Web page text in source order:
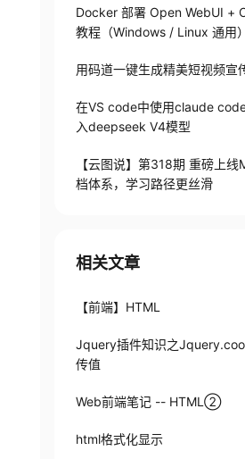
Docker 部署 Open WebUI +
教程（Windows / Linux 通用）
用码道一键生成精美短视频宣
在VS code中使用claude
入deepseek V4模型
【云图说】第318期 重磅上线
档体系，学习路径更丝滑
相关文章
【前端】HTML
Jquery插件知识之
传值
Web前端笔记 -- HTML②
html格式化显示